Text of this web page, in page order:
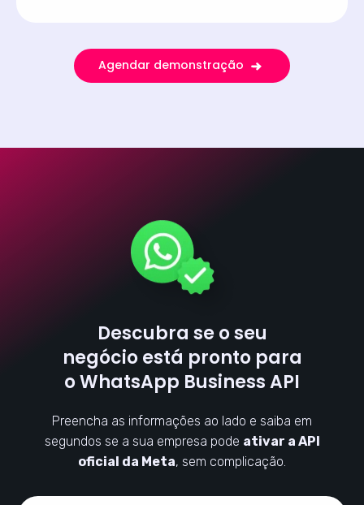
Agendar demonstração
Descubra se o seu
negócio está pronto para
o WhatsApp Business API
Preencha as informações ao lado e saiba em
segundos se a sua empresa pode ativar a API
oficial da Meta, sem complicação.